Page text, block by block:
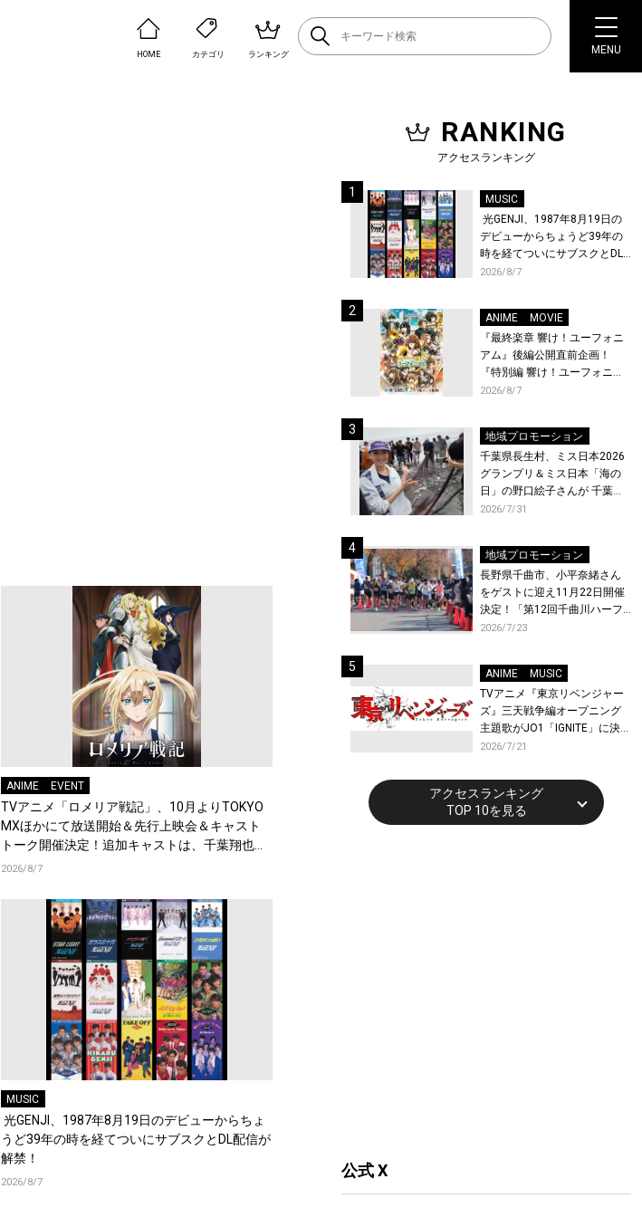
HOME カテゴリ ランキング MENU
ANIME EVENT
TVアニメ「ロメリア戦記」、10月よりTOKYO
MXほかにて放送開始＆先行上映会＆キャスト
トーク開催決定！追加キャストは、千葉翔也、
梶原岳人、堀江瞬、綿貫竜之介！PV第1弾公
2026/8/7
MUSIC
光GENJI、1987年8月19日のデビューからちょ
うど39年の時を経てついにサブスクとDL配信が
解禁！
2026/8/7
RANKING
アクセスランキング
MUSIC
光GENJI、1987年8月19日の
デビューからちょうど39年の
時を経てついにサブスクとDL
配信が解禁！
2026/8/7
ANIME
MOVIE
『最終楽章 響け！ユーフォニ
アム』後編公開直前企画！
『特別編 響け！ユーフォニア
ム〜アンサンブルコンテス
映が決定！
2026/8/7
地域プロモーション
千葉県長生村、ミス日本2026
グランプリ＆ミス日本「海の
日」の野口絵子さんが 千葉県
唯一の村・長生村で地引網を
2026/7/31
地域プロモーション
長野県千曲市、小平奈緒さん
をゲストに迎え11月22日開催
決定！「第12回千曲川ハーフ
マラソン」エントリー受付開
2026/7/23
ANIME
MUSIC
TVアニメ『東京リベンジャー
ズ』三天戦争編オープニング
主題歌がJO1「IGNITE」に決
定！メンバー全員から喜びと
トが到着！9月に東京・大阪で
先行上映会を開催！
2026/7/21
アクセスランキング
TOP 10を見る
公式 X